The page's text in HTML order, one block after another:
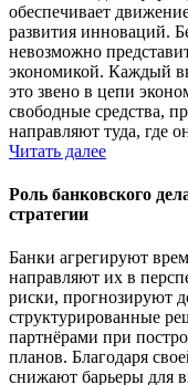
обеспечивает
развития инноваций.
невозможно
экономикой. Каждый
это звено в цепи
свободные средства,
направляют туда,
Читать далее
Роль банковского
стратегии
Банки агрегируют
направляют их в
риски, прогнозируют
структурированные
партнёрами при
планов. Благодаря
снижают барьеры для